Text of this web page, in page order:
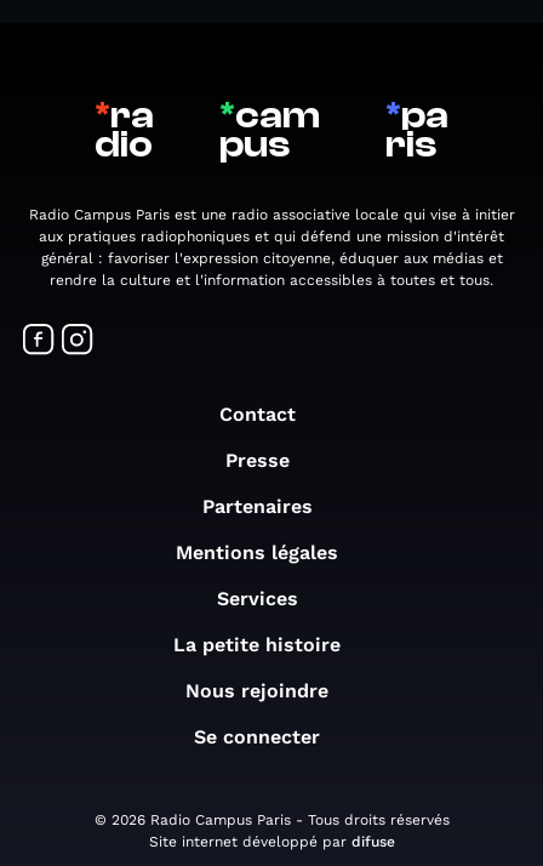
*ra
dio
*cam
pus
*pa
ris
Radio Campus Paris est une radio associative locale qui vise à initier
aux pratiques radiophoniques et qui défend une mission d'intérêt
général : favoriser l'expression citoyenne, éduquer aux médias et
rendre la culture et l'information accessibles à toutes et tous.
Contact
Presse
Partenaires
Mentions légales
Services
La petite histoire
Nous rejoindre
Se connecter
© 2026 Radio Campus Paris - Tous droits réservés
Site internet développé par difuse